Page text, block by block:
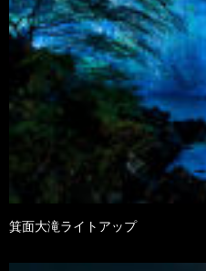
箕面大滝ライトアップ